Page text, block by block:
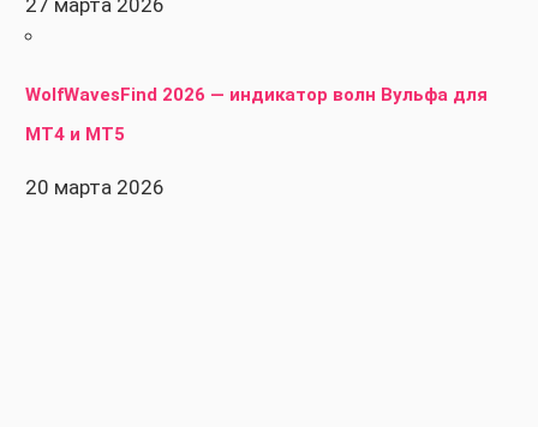
WolfWavesFind 2026 — индикатор волн Вульфа для
MT4 и MT5
20 марта 2026